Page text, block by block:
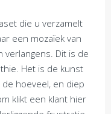
die u verzamelt
een mozaïek van
Dit is de
Het is de kunst
hoeveel, en diep
klikt een klant hier